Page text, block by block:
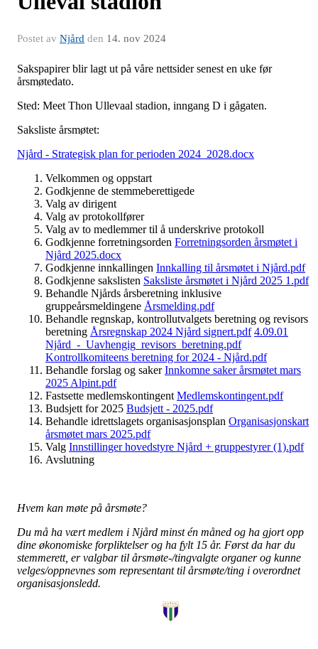
Postet av Njård den 14. nov 2024
Sakspapirer blir lagt ut på våre nettsider senest en uke før
årsmøtedato.
Sted: Meet Thon Ullevaal stadion, inngang D i gågaten.
Saksliste årsmøtet:
Njård - Strategisk plan for perioden 2024_2028.docx
Velkommen og oppstart
Godkjenne de stemmeberettigede
Valg av dirigent
Valg av protokollfører
Valg av to medlemmer til å underskrive protokoll
Godkjenne forretningsorden Forretningsorden årsmøtet i
Njård 2025.docx
Godkjenne innkallingen Innkalling til årsmøtet i Njård.pdf
Godkjenne sakslisten Saksliste årsmøtet i Njård 2025 1.pdf
Behandle Njårds årsberetning inklusive
gruppeårsmeldingene Årsmelding.pdf
Behandle regnskap, kontrollutvalgets beretning og revisors
beretning Årsregnskap 2024 Njård signert.pdf 4.09.01
Njård_-_Uavhengig_revisors_beretning.pdf
Kontrollkomiteens beretning for 2024 - Njård.pdf
Behandle forslag og sakerInnkomne saker årsmøtet mars
2025 Alpint.pdf
Fastsette medlemskontingent Medlemskontingent.pdf
Budsjett for 2025 Budsjett - 2025.pdf
Behandle idrettslagets organisasjonsplan Organisasjonskart
årsmøtet mars 2025.pdf
Valg Innstillinger hovedstyre Njård + gruppestyrer (1).pdf
Avslutning
Hvem kan møte på årsmøte?
Du må ha vært medlem i Njård minst én måned og ha gjort opp
dine økonomiske forpliktelser og ha fylt 15 år. Først da har du
stemmerett, er valgbar til årsmøte-/tingvalgte organer og kunne
velges/oppnevnes som representant til årsmøte/ting i overordnet
organisasjonsledd.